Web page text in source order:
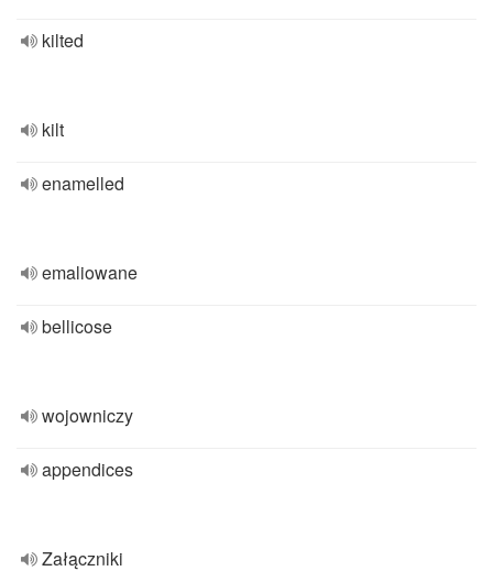
kilted
kilt
enamelled
emaliowane
bellicose
wojowniczy
appendices
Załączniki